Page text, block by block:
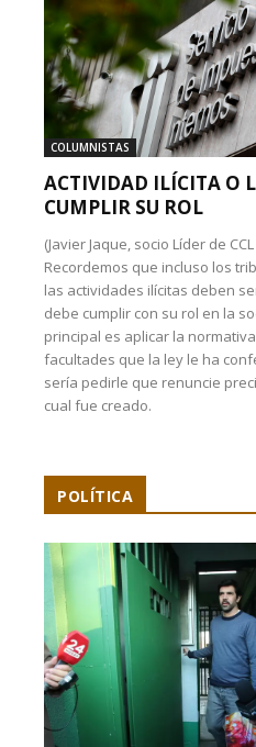
COLUMNISTAS
ACTIVIDAD ILÍCITA O
CUMPLIR SU ROL
(Javier Jaque, socio Líder de
Recordemos que incluso los
las actividades ilícitas deben
debe cumplir con su rol en la
principal es aplicar la
facultades que la ley le ha
sería pedirle que renuncie
cual fue creado.
POLÍTICA